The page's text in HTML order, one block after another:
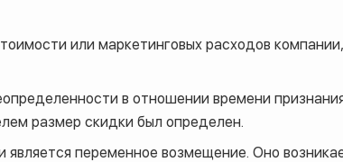
или маркетинговых расходов
в отношении времени
размер скидки был определен.
переменное возмещение. Оно